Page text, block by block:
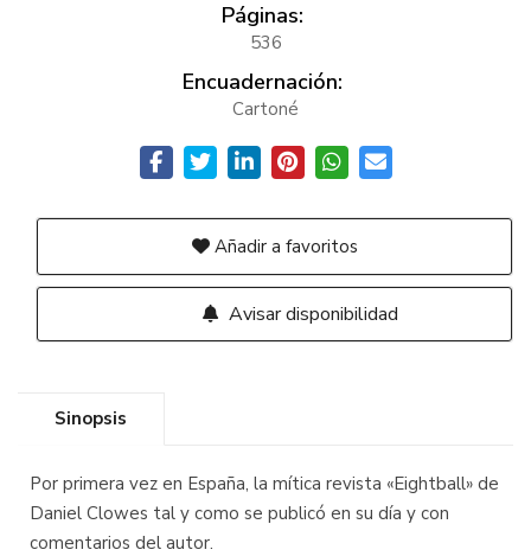
Páginas:
536
Encuadernación:
Cartoné
Añadir a favoritos
Avisar disponibilidad
Sinopsis
Por primera vez en España, la mítica revista «Eightball» de
Daniel Clowes tal y como se publicó en su día y con
comentarios del autor.